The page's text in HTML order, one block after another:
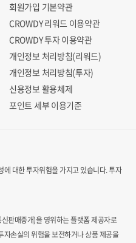
회원가입 기본약관
CROWDY 리워드 이용약관
CROWDY 투자 이용약관
개인정보 처리방침(리워드)
개인정보 처리방침(투자)
신용정보 활용체제
포인트 세부 이용기준
대한 투자위험을 가지고 있습니다.투자
판매중개)을 영위하는 플랫폼 제공자로
손실의 위험을 보전하거나 상품 제공을